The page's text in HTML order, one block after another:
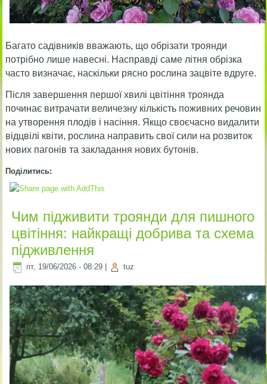
Багато садівників вважають, що обрізати троянди
потрібно лише навесні. Насправді саме літня обрізка
часто визначає, наскільки рясно рослина зацвіте вдруге.
Після завершення першої хвилі цвітіння троянда
починає витрачати величезну кількість поживних речовин
на утворення плодів і насіння. Якщо своєчасно видалити
відцвілі квіти, рослина направить свої сили на розвиток
нових пагонів та закладання нових бутонів.
Поділитись:
Чим підживити троянди для пишного
цвітіння: найкращі добрива та схема
підживлення
пт, 19/06/2026 - 08:29 tuz